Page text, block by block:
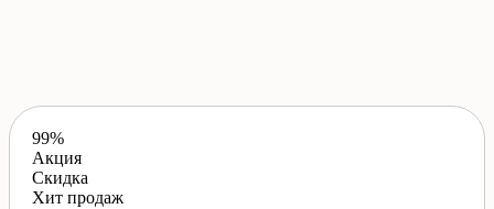
99%
Акция
Скидка
Хит продаж